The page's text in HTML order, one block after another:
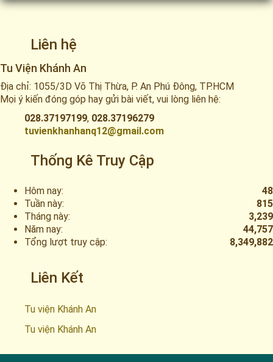
Liên hệ
Tu Viện Khánh An
Địa chỉ: 1055/3D Võ Thị Thừa, P. An Phú Đông, TP.HCM
Mọi ý kiến đóng góp hay gửi bài viết, vui lòng liên hệ:
028.37197199, 028.37196279
tuvienkhanhanq12@gmail.com
Thống Kê Truy Cập
Hôm nay:
48
Tuần này:
815
Tháng này:
3,239
Năm nay:
44,757
Tổng lượt truy cập:
8,349,882
Liên Kết
Tu viện Khánh An
Tu viện Khánh An